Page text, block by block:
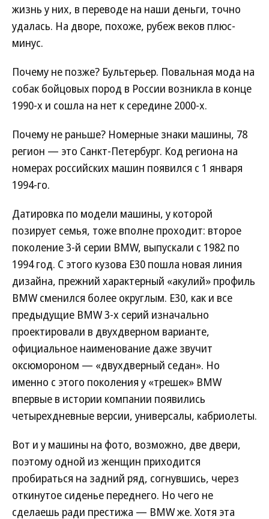
жизнь у них, в переводе на наши деньги, точно
удалась. На дворе, похоже, рубеж веков плюс-
минус.
Почему не позже? Бультерьер. Повальная мода на
собак бойцовых пород в России возникла в конце
1990-х и сошла на нет к середине 2000-х.
Почему не раньше? Номерные знаки машины, 78
регион — это Санкт-Петербург. Код региона на
номерах российских машин появился с 1 января
1994-го.
Датировка по модели машины, у которой
позирует семья, тоже вполне проходит: второе
поколение 3-й серии BMW, выпускали с 1982 по
1994 год. С этого кузова E30 пошла новая линия
дизайна, прежний характерный «акулий» профиль
BMW сменился более округлым. E30, как и все
предыдущие BMW 3-х серий изначально
проектировали в двухдверном варианте,
официальное наименование даже звучит
оксюмороном — «двухдверный седан». Но
именно с этого поколения у «трешек» BMW
впервые в истории компании появились
четырехдневные версии, универсалы, кабриолеты.
Вот и у машины на фото, возможно, две двери,
поэтому одной из женщин приходится
пробираться на задний ряд, согнувшись, через
откинутое сиденье переднего. Но чего не
сделаешь ради престижа — BMW же. Хотя эта